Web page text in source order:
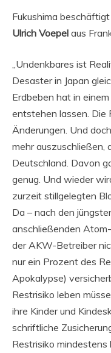
Fukushima
Ulrich Voepel aus
„Undenkbares ist
Desaster in Japan
Erdbeben hat in
entstehen lassen. Die
Änderungen. Und
mehr auszuschließen,
Deutschland. Davon
genug. Und wieder
zurzeit stillgelegten
Da – nach den
anschließenden
der AKW-Betreiber
nur ein Prozent des
Apokalypse)
Restrisiko leben
ihre Kinder und
schriftliche
Restrisiko